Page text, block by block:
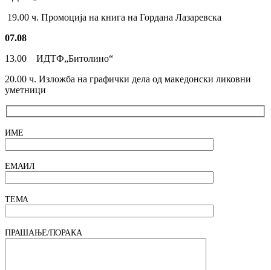
19.00 ч. Промoција на книга на Гордана Лазаревска
07.08
13.00 ИДТФ„Битолино“
20.00 ч. Изложба на графички дела од македонски ликовни
уметници
ИМЕ
ЕМАИЛ
ТЕМА
ПРАШАЊЕ/ПОРАКА